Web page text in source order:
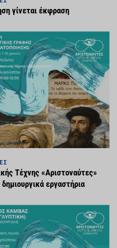
γίνεται έκφραση
Τέχνης «Αριστοναύτες»
εργαστήρια